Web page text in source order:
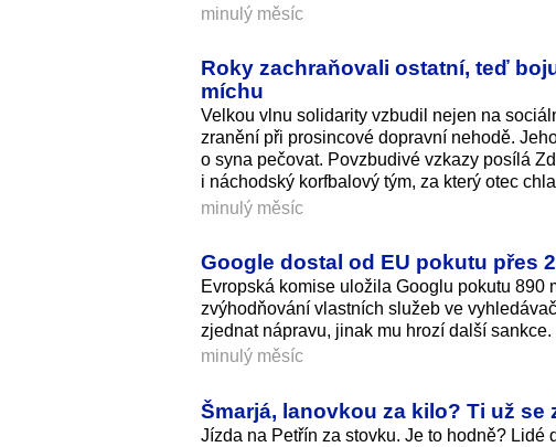
minulý měsíc
Roky zachraňovali ostatní, teď
míchu
Velkou vlnu solidarity vzbudil nejen na
zranění při prosincové dopravní nehodě.
o syna pečovat. Povzbudivé vzkazy posílá
i náchodský korfbalový tým, za který otec
minulý měsíc
Google dostal od EU pokutu přes
Evropská komise uložila Googlu pokutu 890
zvýhodňování vlastních služeb ve
zjednat nápravu, jinak mu hrozí další sankce.
minulý měsíc
Šmarjá, lanovkou za kilo? Ti už
Jízda na Petřín za stovku. Je to hodně?